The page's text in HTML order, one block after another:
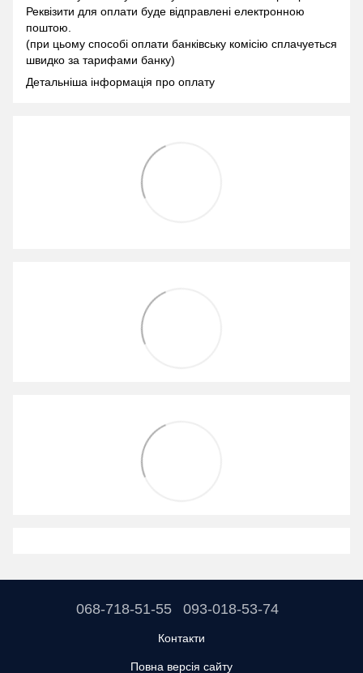
Реквізити для оплати буде відправлені електронною
поштою.
(при цьому способі оплати банківську комісію сплачуеться
швидко за тарифами банку)
Детальніша інформація про оплату
068-718-51-55 093-018-53-74
Контакти
Повна версія сайту